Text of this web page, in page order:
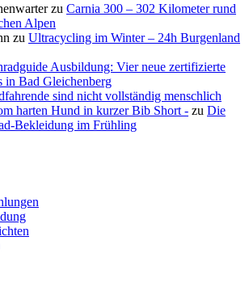
zu Carnia 300 – 302 Kilometer rund
Alpen
zu Ultracycling im Winter – 24h Burgenland
Ausbildung: Vier neue zertifizierte
in Bad Gleichenberg
sind nicht vollständig menschlich
harten Hund in kurzer Bib Short - zu Die
Bekleidung im Frühling